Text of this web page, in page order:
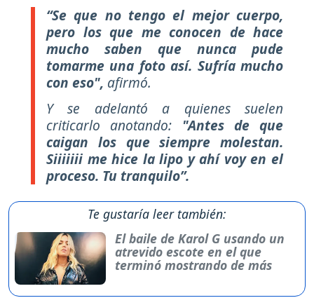
“Se que no tengo el mejor cuerpo,
pero los que me conocen de hace
mucho saben que nunca pude
tomarme una foto así. Sufría mucho
con eso", afirmó.
Y se adelantó a quienes suelen
criticarlo anotando: "Antes de que
caigan los que siempre molestan.
Siiiiiii me hice la lipo y ahí voy en el
proceso. Tu tranquilo”.
Te gustaría leer también:
El baile de Karol G usando un
atrevido escote en el que
terminó mostrando de más